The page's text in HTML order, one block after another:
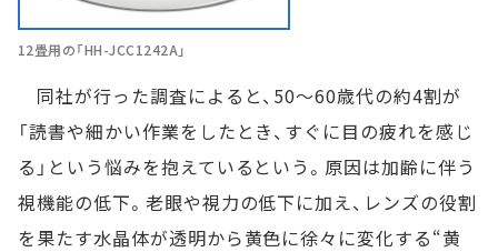
12畳用の「HH-JCC1242A」
同社が行った調査によると、50～60歳代の約4割が
「読書や細かい作業をしたとき、すぐに目の疲れを感じ
る」という悩みを抱えているという。原因は加齢に伴う
視機能の低下。老眼や視力の低下に加え、レンズの役割
を果たす水晶体が透明から黄色に徐々に変化する“黄